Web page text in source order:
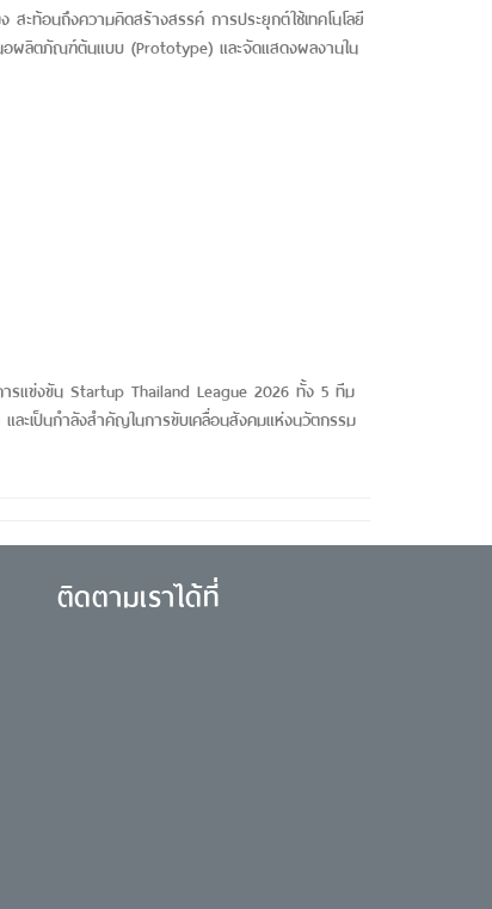
ะท้อนถึงความคิดสร้างสรรค์ การประยุกต์ใช้เทคโนโลยี
อผลิตภัณฑ์ต้นแบบ (Prototype) และจัดแสดงผลงานใน
รแข่งขัน Startup Thailand League 2026 ทั้ง 5 ทีม
ละเป็นกำลังสำคัญในการขับเคลื่อนสังคมแห่งนวัตกรรม
ติดตามเราได้ที่